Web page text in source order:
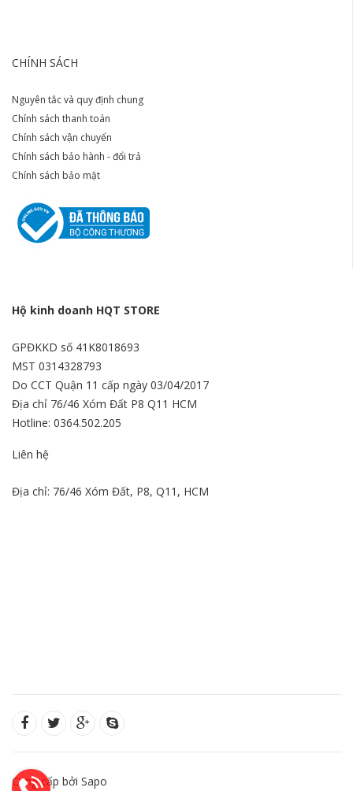
CHÍNH SÁCH
Nguyên tắc và quy định chung
Chính sách thanh toán
Chính sách vận chuyển
Chính sách bảo hành - đổi trả
Chính sách bảo mật
Hộ kinh doanh HQT STORE
GPĐKKD số 41K8018693
MST 0314328793
Do CCT Quận 11 cấp ngày 03/04/2017
Địa chỉ 76/46 Xóm Đất P8 Q11 HCM
Hotline: 0364.502.205
Liên hệ
Địa chỉ: 76/46 Xóm Đất, P8, Q11, HCM
Cung cấp bởi Sapo